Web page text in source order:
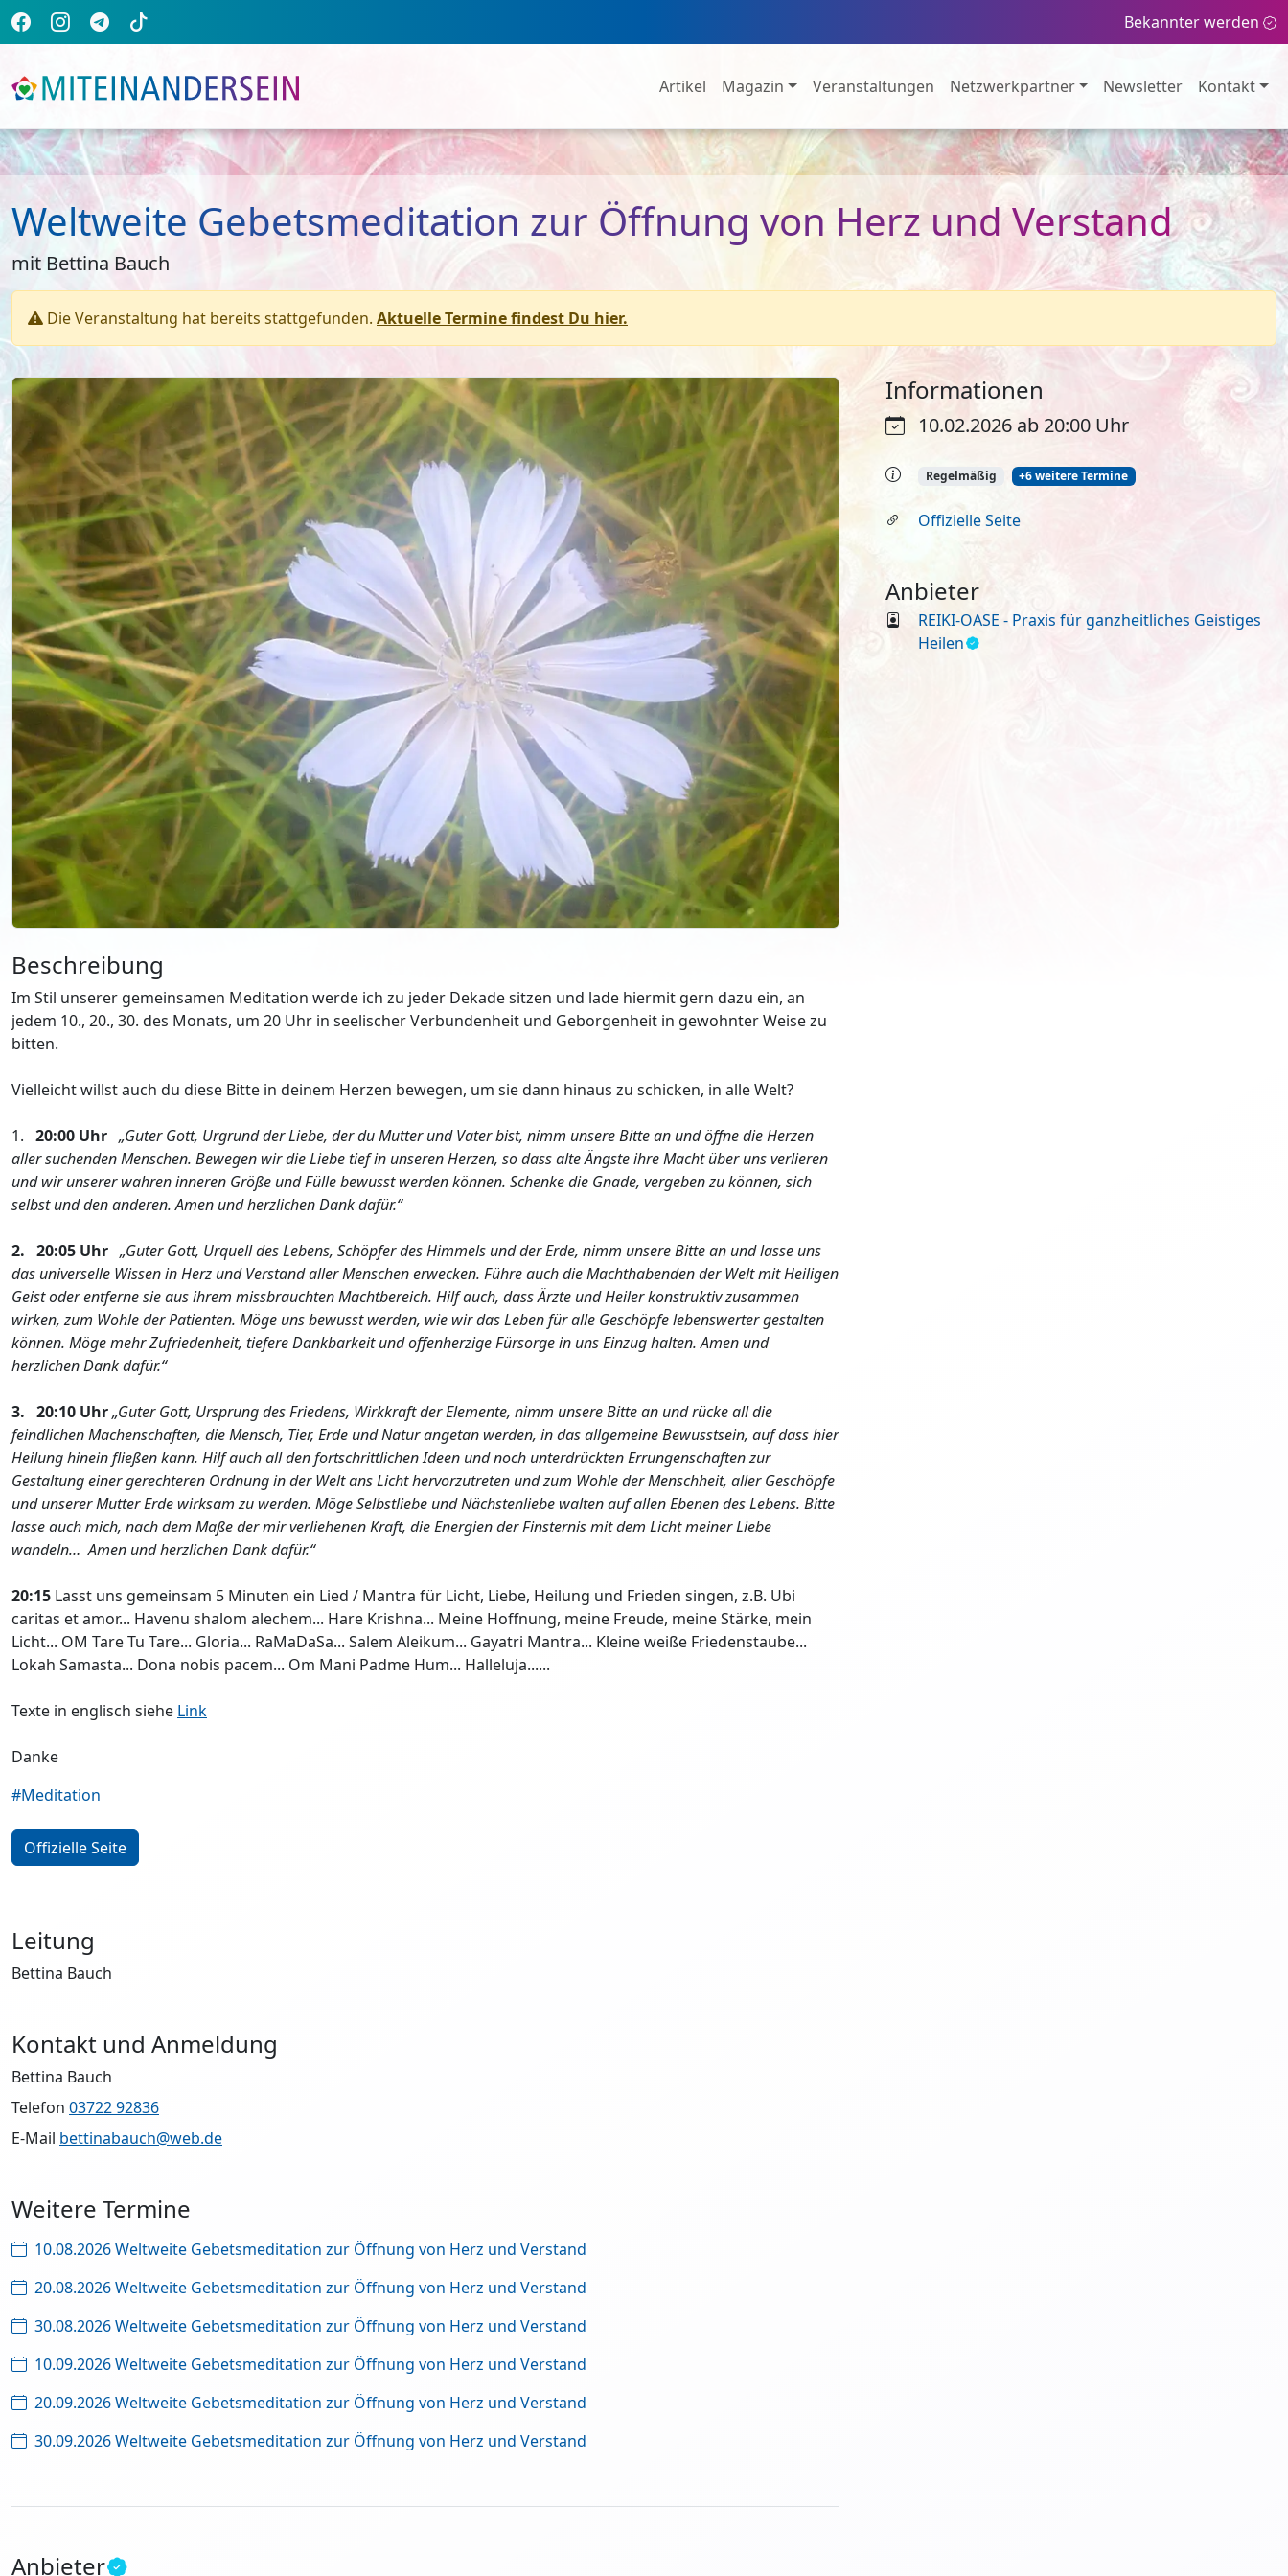
Bekannter werden
Artikel Magazin Veranstaltungen Netzwerkpartner Newsletter Kontakt
Weltweite Gebetsmeditation zur Öffnung von Herz und Verstand
mit Bettina Bauch
Die Veranstaltung hat bereits stattgefunden. Aktuelle Termine findest Du hier.
Informationen
10.02.2026 ab 20:00 Uhr
Regelmäßig +6 weitere Termine
Offizielle Seite
Anbieter
REIKI-OASE - Praxis für ganzheitliches Geistiges
Heilen
Beschreibung
Im Stil unserer gemeinsamen Meditation werde ich zu jeder Dekade sitzen und lade hiermit gern dazu ein, an
jedem 10., 20., 30. des Monats, um 20 Uhr in seelischer Verbundenheit und Geborgenheit in gewohnter Weise zu
bitten.
Vielleicht willst auch du diese Bitte in deinem Herzen bewegen, um sie dann hinaus zu schicken, in alle Welt?
1. 20:00 Uhr „Guter Gott, Urgrund der Liebe, der du Mutter und Vater bist, nimm unsere Bitte an und öffne die Herzen
aller suchenden Menschen. Bewegen wir die Liebe tief in unseren Herzen, so dass alte Ängste ihre Macht über uns verlieren
und wir unserer wahren inneren Größe und Fülle bewusst werden können. Schenke die Gnade, vergeben zu können, sich
selbst und den anderen. Amen und herzlichen Dank dafür.“
2. 20:05 Uhr „Guter Gott, Urquell des Lebens, Schöpfer des Himmels und der Erde, nimm unsere Bitte an und lasse uns
das universelle Wissen in Herz und Verstand aller Menschen erwecken. Führe auch die Machthabenden der Welt mit Heiligen
Geist oder entferne sie aus ihrem missbrauchten Machtbereich. Hilf auch, dass Ärzte und Heiler konstruktiv zusammen
wirken, zum Wohle der Patienten. Möge uns bewusst werden, wie wir das Leben für alle Geschöpfe lebenswerter gestalten
können. Möge mehr Zufriedenheit, tiefere Dankbarkeit und offenherzige Fürsorge in uns Einzug halten. Amen und
herzlichen Dank dafür.“
3. 20:10 Uhr„Guter Gott, Ursprung des Friedens, Wirkkraft der Elemente, nimm unsere Bitte an und rücke all die
feindlichen Machenschaften, die Mensch, Tier, Erde und Natur angetan werden, in das allgemeine Bewusstsein, auf dass hier
Heilung hinein fließen kann. Hilf auch all den fortschrittlichen Ideen und noch unterdrückten Errungenschaften zur
Gestaltung einer gerechteren Ordnung in der Welt ans Licht hervorzutreten und zum Wohle der Menschheit, aller Geschöpfe
und unserer Mutter Erde wirksam zu werden. Möge Selbstliebe und Nächstenliebe walten auf allen Ebenen des Lebens. Bitte
lasse auch mich, nach dem Maße der mir verliehenen Kraft, die Energien der Finsternis mit dem Licht meiner Liebe
wandeln… Amen und herzlichen Dank dafür.“
20:15 Lasst uns gemeinsam 5 Minuten ein Lied / Mantra für Licht, Liebe, Heilung und Frieden singen, z.B. Ubi
caritas et amor... Havenu shalom alechem... Hare Krishna... Meine Hoffnung, meine Freude, meine Stärke, mein
Licht... OM Tare Tu Tare... Gloria... RaMaDaSa... Salem Aleikum... Gayatri Mantra... Kleine weiße Friedenstaube...
Lokah Samasta... Dona nobis pacem... Om Mani Padme Hum... Halleluja......
Texte in englisch siehe Link
Danke
#Meditation
Offizielle Seite
Leitung
Bettina Bauch
Kontakt und Anmeldung
Bettina Bauch
Telefon 03722 92836
E-Mail bettinabauch@web.de
Weitere Termine
10.08.2026 Weltweite Gebetsmeditation zur Öffnung von Herz und Verstand
20.08.2026 Weltweite Gebetsmeditation zur Öffnung von Herz und Verstand
30.08.2026 Weltweite Gebetsmeditation zur Öffnung von Herz und Verstand
10.09.2026 Weltweite Gebetsmeditation zur Öffnung von Herz und Verstand
20.09.2026 Weltweite Gebetsmeditation zur Öffnung von Herz und Verstand
30.09.2026 Weltweite Gebetsmeditation zur Öffnung von Herz und Verstand
Anbieter